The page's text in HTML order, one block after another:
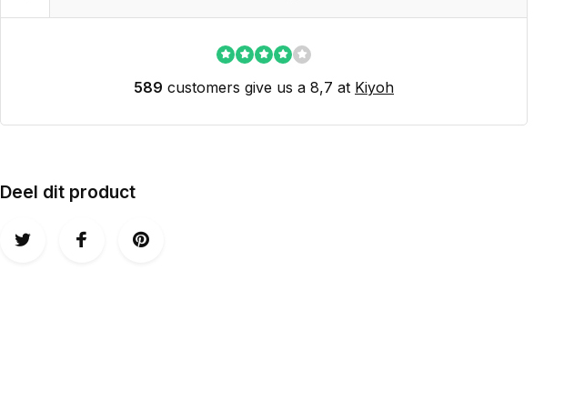
589 customers give us a 8,7 at Kiyoh
Deel dit product